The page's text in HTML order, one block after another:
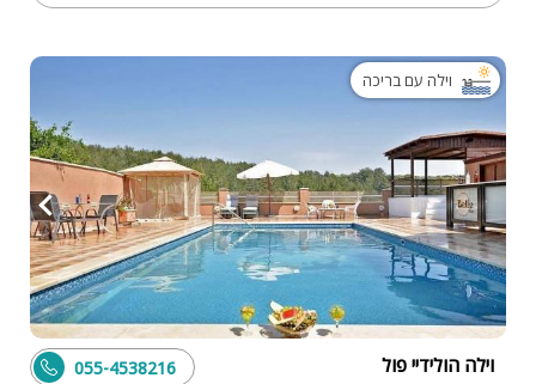
וילה עם בריכה
וילה הולידיי פול 055-4538216